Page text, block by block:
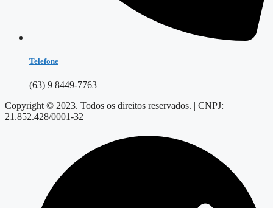
Telefone
(63) 9 8449-7763
Copyright © 2023. Todos os direitos reservados. | CNPJ:
21.852.428/0001-32